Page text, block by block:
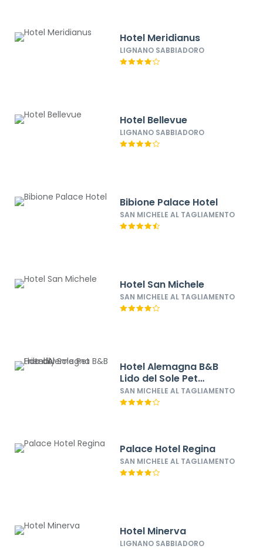
Hotel Meridianus
LIGNANO SABBIADORO
Hotel Bellevue
LIGNANO SABBIADORO
Bibione Palace Hotel
SAN MICHELE AL TAGLIAMENTO
Hotel San Michele
SAN MICHELE AL TAGLIAMENTO
Hotel Alemagna B&B
Lido del Sole Pet
Friendly
SAN MICHELE AL TAGLIAMENTO
Palace Hotel Regina
SAN MICHELE AL TAGLIAMENTO
Hotel Minerva
LIGNANO SABBIADORO